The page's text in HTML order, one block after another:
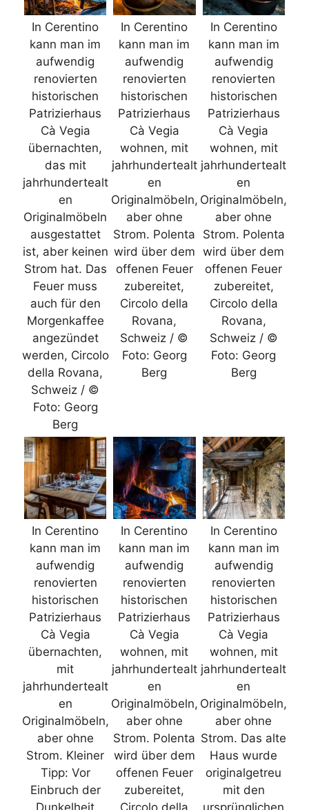
In Cerentino
kann man im
aufwendig
renovierten
historischen
Patrizierhaus
Cà Vegia
übernachten,
das mit
jahrhundertealt
en
Originalmöbeln
ausgestattet
ist, aber keinen
Strom hat. Das
Feuer muss
auch für den
Morgenkaffee
angezündet
werden, Circolo
della Rovana,
Schweiz / ©
Foto: Georg
Berg
In Cerentino
kann man im
aufwendig
renovierten
historischen
Patrizierhaus
Cà Vegia
wohnen, mit
jahrhundertealt
en
Originalmöbeln,
aber ohne
Strom. Polenta
wird über dem
offenen Feuer
zubereitet,
Circolo della
Rovana,
Schweiz / ©
Foto: Georg
Berg
In Cerentino
kann man im
aufwendig
renovierten
historischen
Patrizierhaus
Cà Vegia
wohnen, mit
jahrhundertealt
en
Originalmöbeln,
aber ohne
Strom. Polenta
wird über dem
offenen Feuer
zubereitet,
Circolo della
Rovana,
Schweiz / ©
Foto: Georg
Berg
In Cerentino
kann man im
aufwendig
renovierten
historischen
Patrizierhaus
Cà Vegia
übernachten,
mit
jahrhundertealt
en
Originalmöbeln,
aber ohne
Strom. Kleiner
Tipp: Vor
Einbruch der
In Cerentino
kann man im
aufwendig
renovierten
historischen
Patrizierhaus
Cà Vegia
wohnen, mit
jahrhundertealt
en
Originalmöbeln,
aber ohne
Strom. Polenta
wird über dem
offenen Feuer
zubereitet,
In Cerentino
kann man im
aufwendig
renovierten
historischen
Patrizierhaus
Cà Vegia
wohnen, mit
jahrhundertealt
en
Originalmöbeln,
aber ohne
Strom. Das alte
Haus wurde
originalgetreu
mit den